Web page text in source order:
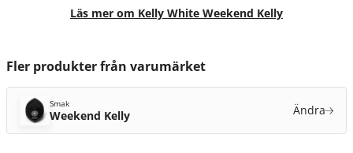
Läs mer om Kelly White Weekend Kelly
Fler produkter från varumärket
Smak
Weekend Kelly Ändra